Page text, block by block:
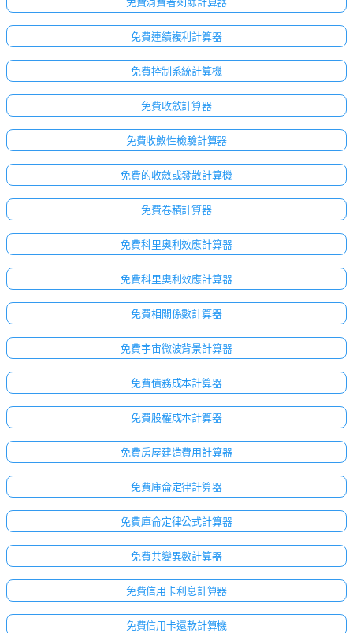
免費連續複利計算器
免費控制系統計算機
免費收斂計算器
免費收斂性檢驗計算器
免費的收斂或發散計算機
免費卷積計算器
免費科里奧利效應計算器
免費科里奧利效應計算器
免費相關係數計算器
免費宇宙微波背景計算器
免費債務成本計算器
免費股權成本計算器
免費房屋建造費用計算器
免費庫侖定律計算器
免費庫侖定律公式計算器
免費共變異數計算器
免費信用卡利息計算器
免費信用卡還款計算機